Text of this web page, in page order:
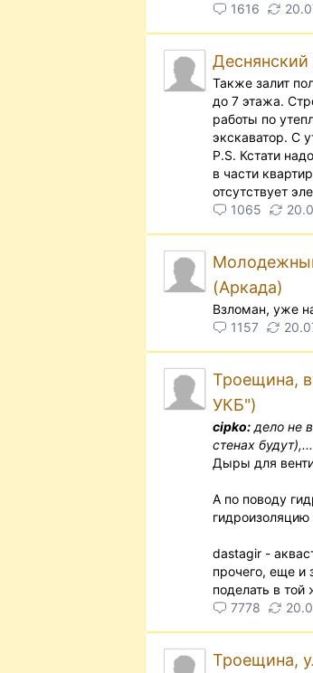
1616
Деснянский
Также залит
до 7 этажа.
работы по
экскаватор. С
P.S. Кстати
в части
отсутствует
1065
(Аркада)
Взломан, уже
1157
Троещина,
УКБ")
cipko:дело не
стенах будут),...
Дыры для
А по поводу
dastagir -
прочего, еще и
поделать в той
7778
Троещина,